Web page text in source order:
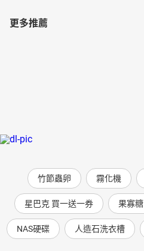
更多推薦
竹節蟲卵 霧化機
星巴克 買一送一券 果寡糖
NAS硬碟 人造石洗衣槽